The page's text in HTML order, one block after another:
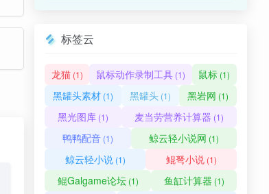
标签云
龙猫(1) 鼠标动作录制工具(1) 鼠标 (1)
黑罐头素材 (1) 黑罐头 (1) 黑岩网 (1)
黑光图库 (1) 麦当劳营养计算器 (1)
鸭鸭配音 (1) 鲸云轻小说网 (1)
鲸云轻小说(1) 鲲弩小说(1)
鲲Galgame论坛(1) 鱼缸计算器 (1)